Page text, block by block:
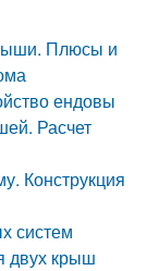
Плюсы и
ендовы
Расчет
Конструкция
систем
двух крыш